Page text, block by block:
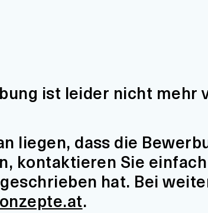
ist leider nicht mehr
liegen, dass die
kontaktieren Sie
hat. Bei
.